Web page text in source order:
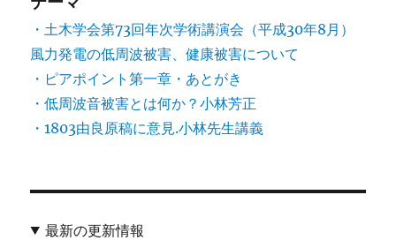
・土木学会第73回年次学術講演会（平成30年8月）
風力発電の低周波被害、健康被害について
・ピアポイント第一章・あとがき
・低周波音被害とは何か？小林芳正
・1803由良原稿に意見.小林先生講義
最新の更新情報